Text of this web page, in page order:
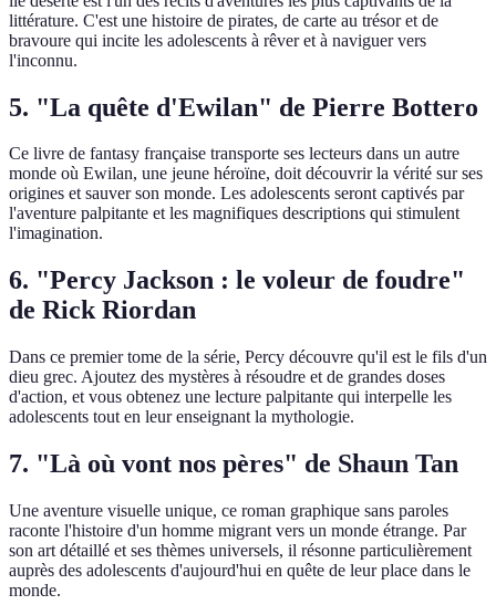
littérature. C'est une histoire de pirates, de carte au trésor et de
bravoure qui incite les adolescents à rêver et à naviguer vers
l'inconnu.
5. "La quête d'Ewilan" de Pierre Bottero
Ce livre de fantasy française transporte ses lecteurs dans un autre
monde où Ewilan, une jeune héroïne, doit découvrir la vérité sur ses
origines et sauver son monde. Les adolescents seront captivés par
l'aventure palpitante et les magnifiques descriptions qui stimulent
l'imagination.
6. "Percy Jackson : le voleur de foudre"
de Rick Riordan
Dans ce premier tome de la série, Percy découvre qu'il est le fils d'un
dieu grec. Ajoutez des mystères à résoudre et de grandes doses
d'action, et vous obtenez une lecture palpitante qui interpelle les
adolescents tout en leur enseignant la mythologie.
7. "Là où vont nos pères" de Shaun Tan
Une aventure visuelle unique, ce roman graphique sans paroles
raconte l'histoire d'un homme migrant vers un monde étrange. Par
son art détaillé et ses thèmes universels, il résonne particulièrement
auprès des adolescents d'aujourd'hui en quête de leur place dans le
monde.